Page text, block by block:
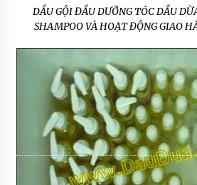
DẦU GỘI ĐẦU DƯỠNG TÓC DẦU
SHAMPOO VÀ HOẠT ĐỘNG GIAO